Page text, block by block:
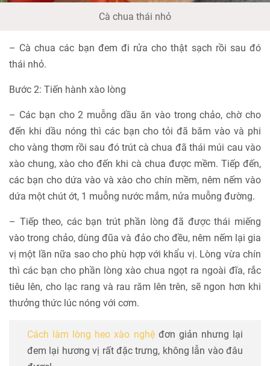
Cà chua thái nhỏ
– Cà chua các bạn đem đi rửa cho thật sạch rồi sau đó
thái nhỏ.
Bước 2: Tiến hành xào lòng
– Các bạn cho 2 muỗng dầu ăn vào trong chảo, chờ cho
đến khi dầu nóng thì các bạn cho tỏi đã băm vào và phi
cho vàng thơm rồi sau đó trút cà chua đã thái múi cau vào
xào chung, xào cho đến khi cà chua được mềm. Tiếp đến,
các bạn cho dứa vào và xào cho chín mềm, nêm nếm vào
dứa một chút ớt, 1 muỗng nước mắm, nửa muỗng đường.
– Tiếp theo, các bạn trút phần lòng đã được thái miếng
vào trong chảo, dùng đũa và đảo cho đều, nêm nếm lại gia
vị một lần nữa sao cho phù hợp với khẩu vị. Lòng vừa chín
thì các bạn cho phần lòng xào chua ngọt ra ngoài đĩa, rắc
tiêu lên, cho lạc rang và rau răm lên trên, sẽ ngon hơn khi
thưởng thức lúc nóng với cơm.
Cách làm lòng heo xào nghệđơn giản nhưng lại
đem lại hương vị rất đặc trưng, không lẫn vào đâu